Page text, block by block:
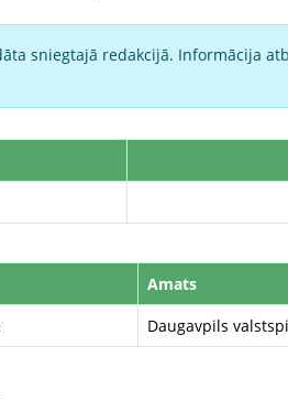
sniegtajā redakcijā. Informācija
Amats
Daugavpils